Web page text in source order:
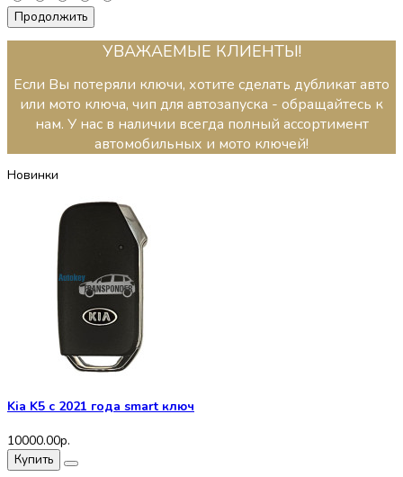
Продолжить
УВАЖАЕМЫЕ КЛИЕНТЫ!
Если Вы потеряли ключи, хотите сделать дубликат авто
или мото ключа, чип для автозапуска - обращайтесь к
нам. У нас в наличии всегда полный ассортимент
автомобильных и мото ключей!
Новинки
Kia K5 с 2021 года smart ключ
10000.00р.
Купить